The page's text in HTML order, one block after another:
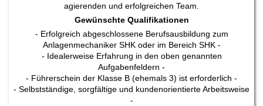
agierenden und erfolgreichen Team.
Gewünschte Qualifikationen
- Erfolgreich abgeschlossene Berufsausbildung zum
Anlagenmechaniker SHK oder im Bereich SHK -
- Idealerweise Erfahrung in den oben genannten
Aufgabenfeldern -
- Führerschein der Klasse B (ehemals 3) ist erforderlich -
- Selbstständige, sorgfältige und kundenorientierte Arbeitsweise
-